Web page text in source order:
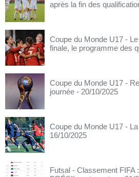
après la fin des
Coupe du Monde U17 -
finale, le programme des
Coupe du Monde U17 -
journée - 20/10/2025
Coupe du Monde U17 -
16/10/2025
Futsal - Classement FIFA